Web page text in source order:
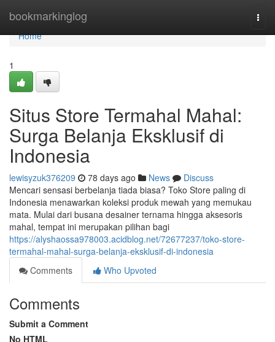
bookmarkinglog
Home
Home
1
Situs Store Termahal Mahal:
Surga Belanja Eksklusif di
Indonesia
lewisyzuk376209 78 days ago News
Discuss
Mencari sensasi berbelanja tiada biasa? Toko Store paling di
Indonesia menawarkan koleksi produk mewah yang memukau
mata. Mulai dari busana desainer ternama hingga aksesoris
mahal, tempat ini merupakan pilihan bagi
https://alyshaossa978003.acidblog.net/72677237/toko-store-
termahal-mahal-surga-belanja-eksklusif-di-indonesia
Comments
Who Upvoted
Comments
Submit a Comment
No HTML